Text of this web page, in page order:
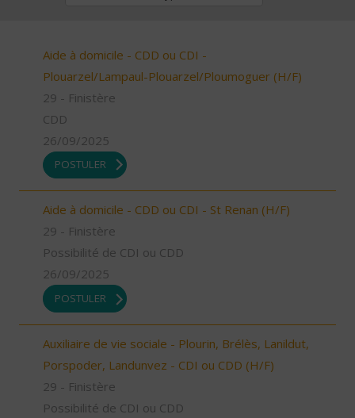
Aide à domicile - CDD ou CDI -
Plouarzel/Lampaul-Plouarzel/Ploumoguer (H/F)
29 - Finistère
CDD
26/09/2025
POSTULER
Aide à domicile - CDD ou CDI - St Renan (H/F)
29 - Finistère
Possibilité de CDI ou CDD
26/09/2025
POSTULER
Auxiliaire de vie sociale - Plourin, Brélès, Lanildut,
Porspoder, Landunvez - CDI ou CDD (H/F)
29 - Finistère
Possibilité de CDI ou CDD